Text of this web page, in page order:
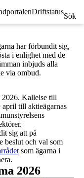
Driftstatus
Sök
har förbundit sig,
i enlighet med de
inbjuds alla
via ombud.
Kallelse till
april till aktieägarnas
sig att på
beslut och val som
som ägarna i
2026